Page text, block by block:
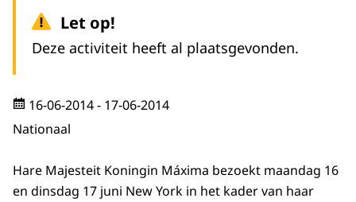
Let op!
Deze activiteit heeft al plaatsgevonden.
16-06-2014- 17-06-2014
Nationaal
Hare Majesteit Koningin Máxima bezoekt maandag 16
en dinsdag 17 juni New York in het kader van haar